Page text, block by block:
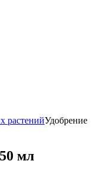
растенийУдобрение
мл